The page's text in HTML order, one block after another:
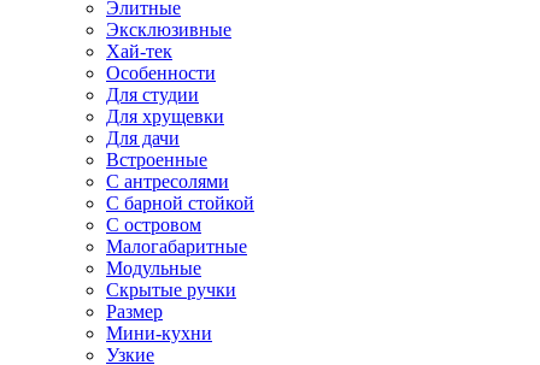
Элитные
Эксклюзивные
Хай-тек
Особенности
Для студии
Для хрущевки
Для дачи
Встроенные
С антресолями
С барной стойкой
С островом
Малогабаритные
Модульные
Скрытые ручки
Размер
Мини-кухни
Узкие